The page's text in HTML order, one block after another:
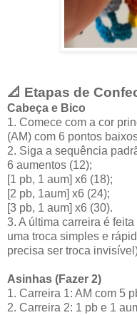
📐 Etapas de
Cabeça e Bico
1. Comece com a cor
(AM) com 6 pontos
2. Siga a sequência
6 aumentos (12);
[1 pb, 1 aum] x6 (18);
[2 pb, 1aum] x6 (24);
[3 pb, 1 aum] x6 (30).
3. A última carreira é
uma troca simples e
precisa ser troca
Asinhas (Fazer 2)
1. Carreira 1: AM com 5
2. Carreira 2: 1 pb e 1